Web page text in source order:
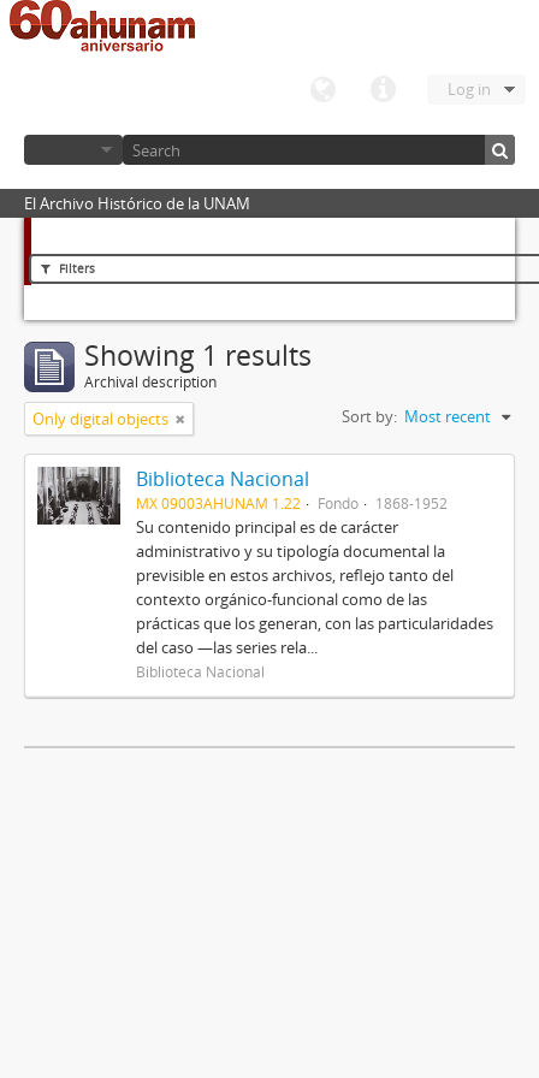
Log in
El Archivo Histórico de la UNAM
Filters
Showing 1 results
Archival description
Only digital objects Sort by: Most recent
Biblioteca Nacional
MX 09003AHUNAM 1.22 Fondo 1868-1952
Su contenido principal es de carácter
administrativo y su tipología documental la
previsible en estos archivos, reflejo tanto del
contexto orgánico-funcional como de las
prácticas que los generan, con las particularidades
del caso —las series rela...
Biblioteca Nacional